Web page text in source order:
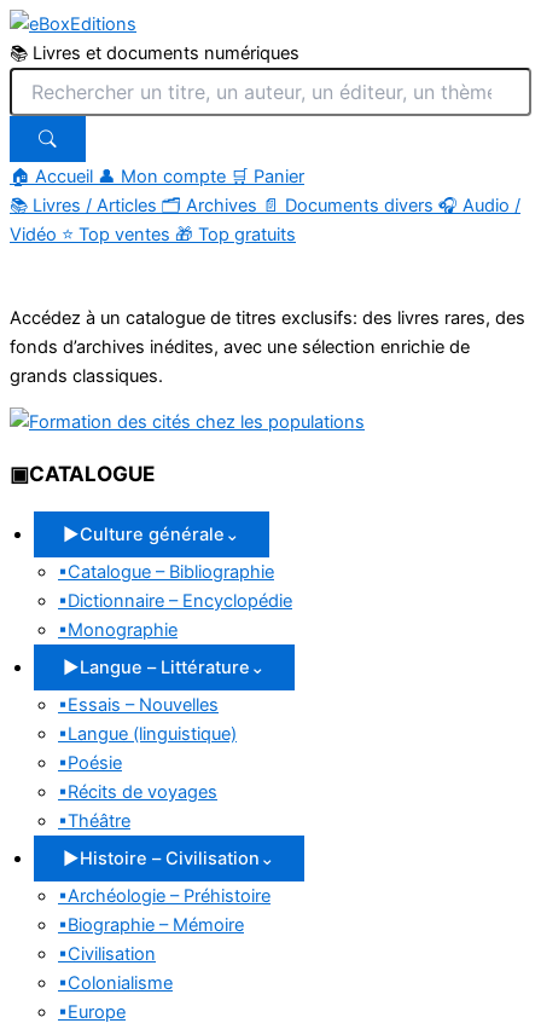
📚 Livres et documents numériques
🏠 Accueil 👤 Mon compte 🛒 Panier
📚 Livres / Articles 🗂 Archives 📄 Documents divers 🎧 Audio /
Vidéo ⭐ Top ventes 🎁 Top gratuits
contenu
Accédez à un catalogue de titres exclusifs: des livres rares, des
fonds d’archives inédites, avec une sélection enrichie de
grands classiques.
▣CATALOGUE
▶Culture générale ⌄
▪Catalogue – Bibliographie
▪Dictionnaire – Encyclopédie
▪Monographie
▶Langue – Littérature ⌄
▪Essais – Nouvelles
▪Langue (linguistique)
▪Poésie
▪Récits de voyages
▪Théâtre
▶Histoire – Civilisation ⌄
▪Archéologie – Préhistoire
▪Biographie – Mémoire
▪Civilisation
▪Colonialisme
▪Europe